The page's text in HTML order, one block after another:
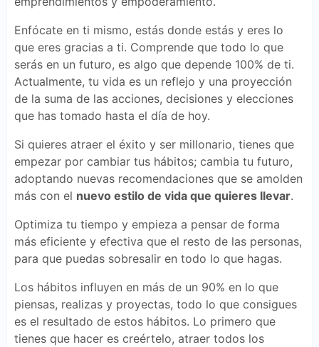
Enfócate en ti mismo, estás donde estás y eres lo
que eres gracias a ti. Comprende que todo lo que
serás en un futuro, es algo que depende 100% de ti.
Actualmente, tu vida es un reflejo y una proyección
de la suma de las acciones, decisiones y elecciones
que has tomado hasta el día de hoy.
Si quieres atraer el éxito y ser millonario, tienes que
empezar por cambiar tus hábitos; cambia tu futuro,
adoptando nuevas recomendaciones que se amolden
más con el nuevo estilo de vida que quieres llevar.
Optimiza tu tiempo y empieza a pensar de forma
más eficiente y efectiva que el resto de las personas,
para que puedas sobresalir en todo lo que hagas.
Los hábitos influyen en más de un 90% en lo que
piensas, realizas y proyectas, todo lo que consigues
es el resultado de estos hábitos. Lo primero que
tienes que hacer es creértelo, atraer todos los